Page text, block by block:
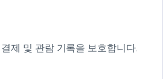
제 및 관람 기록을 보호합니다.